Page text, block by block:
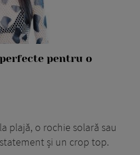
pentru o
plajă, o rochie solară sau
și un crop top.